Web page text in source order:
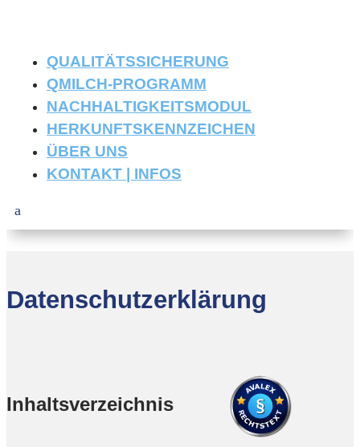
QUALITÄTSSICHERUNG
QMILCH-PROGRAMM
NACHHALTIGKEITSMODUL
HERKUNFTSKENNZEICHEN
ÜBER UNS
KONTAKT | INFOS
Datenschutzerklärung
Inhaltsverzeichnis